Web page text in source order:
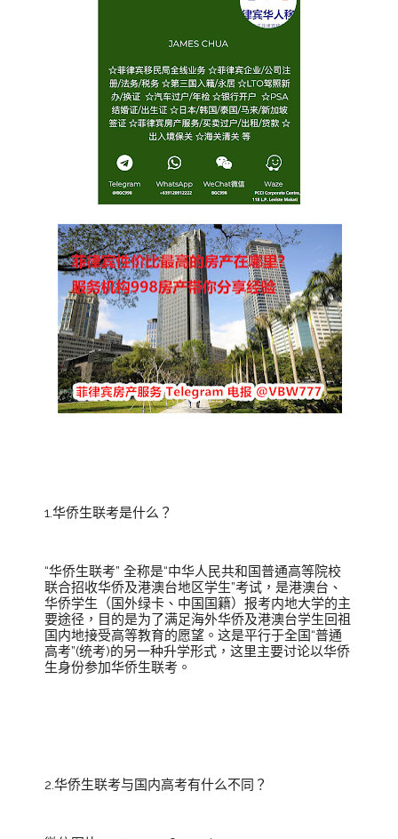
1.华侨生联考是什么？
“华侨生联考” 全称是“中华人民共和国普通高等院校
联合招收华侨及港澳台地区学生”考试，是港澳台、
华侨学生（国外绿卡、中国国籍）报考内地大学的主
要途径，目的是为了满足海外华侨及港澳台学生回祖
国内地接受高等教育的愿望。这是平行于全国“普通
高考”(统考)的另一种升学形式，这里主要讨论以华侨
生身份参加华侨生联考。
2.华侨生联考与国内高考有什么不同？